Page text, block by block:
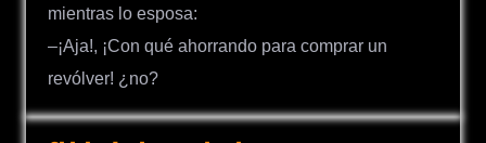
mientras lo esposa:
–¡Aja!, ¡Con qué ahorrando para comprar un
revólver! ¿no?